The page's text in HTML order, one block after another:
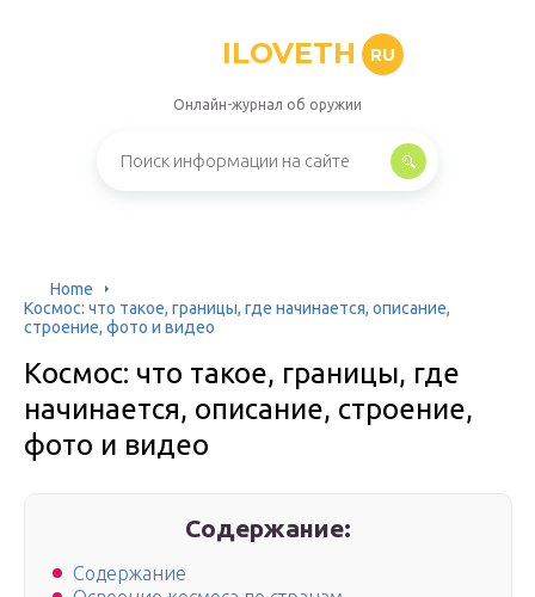
ILOVETH RU
Онлайн-журнал об оружии
Home
Космос: что такое, границы, где начинается, описание,
строение, фото и видео
Космос: что такое, границы, где
начинается, описание, строение,
фото и видео
Содержание:
Содержание